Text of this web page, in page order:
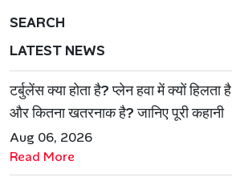
SEARCH
LATEST NEWS
टर्बुलेंस क्या होता है? प्लेन हवा में क्यों हिलता है
और कितना खतरनाक है? जानिए पूरी कहानी
Aug 06, 2026
Read More